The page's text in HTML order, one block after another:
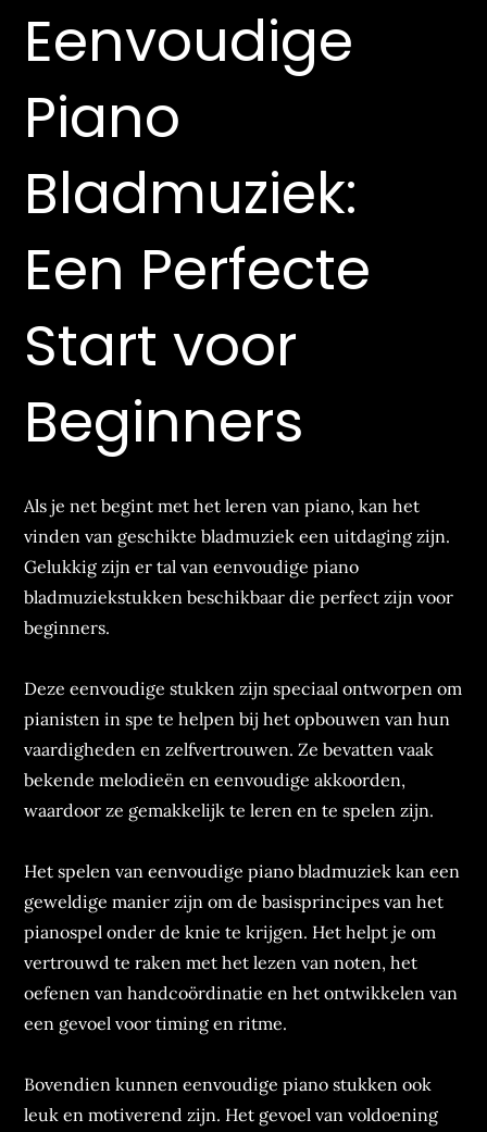
Eenvoudige
Piano
Bladmuziek:
Een Perfecte
Start voor
Beginners
Als je net begint met het leren van piano, kan het
vinden van geschikte bladmuziek een uitdaging zijn.
Gelukkig zijn er tal van eenvoudige piano
bladmuziekstukken beschikbaar die perfect zijn voor
beginners.
Deze eenvoudige stukken zijn speciaal ontworpen om
pianisten in spe te helpen bij het opbouwen van hun
vaardigheden en zelfvertrouwen. Ze bevatten vaak
bekende melodieën en eenvoudige akkoorden,
waardoor ze gemakkelijk te leren en te spelen zijn.
Het spelen van eenvoudige piano bladmuziek kan een
geweldige manier zijn om de basisprincipes van het
pianospel onder de knie te krijgen. Het helpt je om
vertrouwd te raken met het lezen van noten, het
oefenen van handcoördinatie en het ontwikkelen van
een gevoel voor timing en ritme.
Bovendien kunnen eenvoudige piano stukken ook
leuk en motiverend zijn. Het gevoel van voldoening